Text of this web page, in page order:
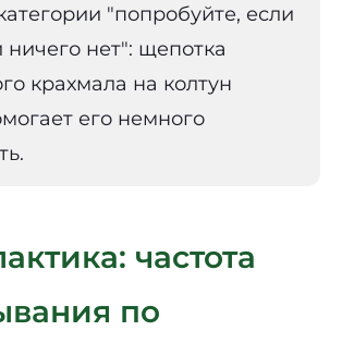
"попробуйте, если
ничего нет": щепотка
крахмала на колтун
его немного
частота
по